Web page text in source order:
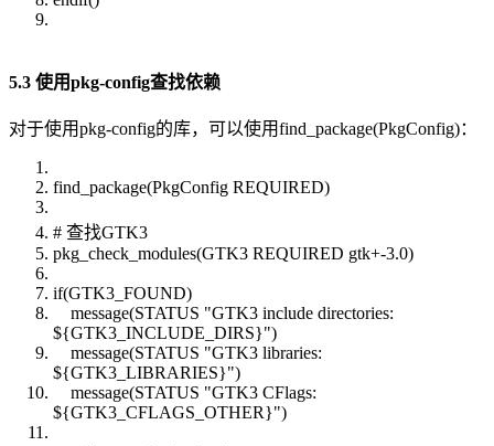
5.3 使用pkg-config查找依赖
对于使用pkg-config的库，可以使用find_package(PkgConfig)：
find_package(PkgConfig REQUIRED)
# 查找GTK3
pkg_check_modules(GTK3 REQUIRED gtk+-3.0)
if(GTK3_FOUND)
message(STATUS "GTK3 include directories:
${GTK3_INCLUDE_DIRS}")
message(STATUS "GTK3 libraries:
${GTK3_LIBRARIES}")
message(STATUS "GTK3 CFlags:
${GTK3_CFLAGS_OTHER}")